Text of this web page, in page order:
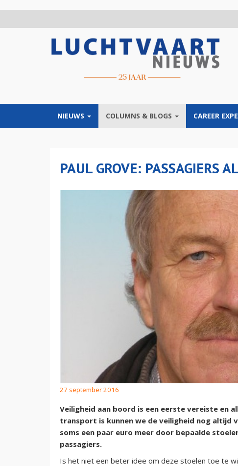
NIEUWS COLUMNS & BLOGS CAREER
PAUL GROVE: PASSAGIERS
27 september 2016
Veiligheid aan boord is een eerste vereiste en
transport is kunnen we de veiligheid nog altijd
soms een paar euro meer door bepaalde
passagiers.
Is het niet een beter idee om deze stoelen toe te